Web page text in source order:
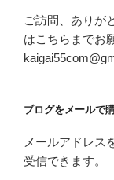
ご訪問、ありが
はこちらまでお
ブログをメールで
メールアドレス
受信できます。